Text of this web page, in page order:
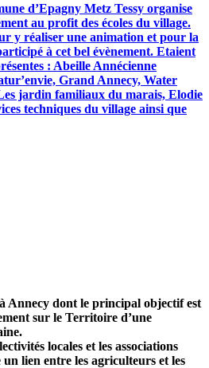
d’Epagny Metz Tessy organise
au profit des écoles du village.
y réaliser une animation et pour la
à cet bel évènement. Etaient
: Abeille Annécienne
Grand Annecy, Water
jardin familiaux du marais, Elodie
techniques du village ainsi que
Annecy dont le principal objectif est
sur le Territoire d’une
locales et les associations
lien entre les agriculteurs et les